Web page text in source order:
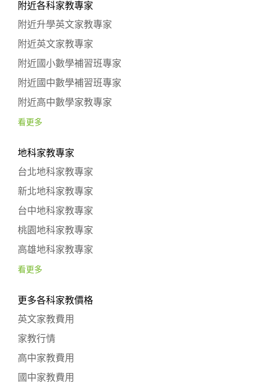
附近各科家教專家
附近升學英文家教專家
附近英文家教專家
附近國小數學補習班專家
附近國中數學補習班專家
附近高中數學家教專家
看更多
地科家教專家
台北地科家教專家
新北地科家教專家
台中地科家教專家
桃園地科家教專家
高雄地科家教專家
看更多
更多各科家教價格
英文家教費用
家教行情
高中家教費用
國中家教費用